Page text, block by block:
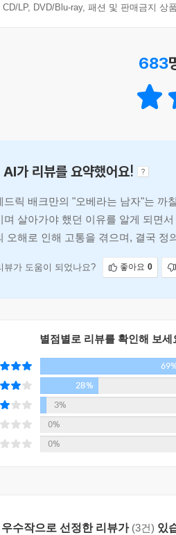
못해 마을의 해결사 노릇을 하게 된
되는 과정은 고립과 소외, 무관심
표가 되어줄 것이다. 무엇보다 사
LP, DVD/Blu-ray, 패션 및 판매금지 상
683
AI가 리뷰를 요약했어요!
드릭 배크만의 "오베라는 남자"는 까
며 살아가야 했던 이유를 알게 되면
오해로 인해 고통을 겪으며, 결국 정
뷰가 도움이 되었나요? 좋아요 0
별점별로 리뷰를 확인해 보세
28%
3%
0%
0%
수작으로 선정한 리뷰가 (3건) 있